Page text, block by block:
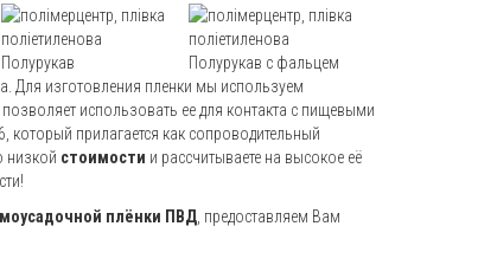
Полурукав
Полурукав с фальцем
Для изготовления пленки мы используем
использовать ее для контакта с пищевыми
прилагается как сопроводительный
низкой стоимости и рассчитываете на высокое её
плёнки ПВД , предоставляем Вам